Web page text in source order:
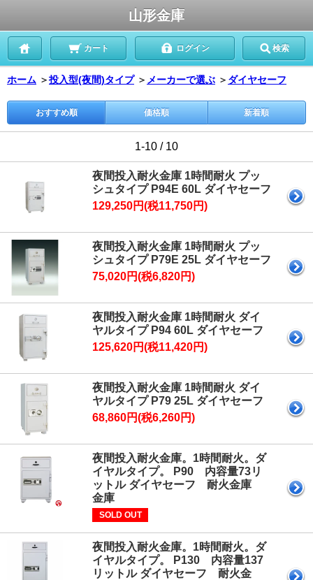
山形金庫
カート ログイン 検索
ホーム ＞投入型(夜間)タイプ ＞ メーカーで選ぶ ＞ ダイヤセーフ
おすすめ順 価格順 新着順
1-10 / 10
夜間投入耐火金庫 1時間耐火 プッ
シュタイプ P94E 60L ダイヤセーフ
129,250円(税11,750円)
夜間投入耐火金庫 1時間耐火 プッ
シュタイプ P79E 25L ダイヤセーフ
75,020円(税6,820円)
夜間投入耐火金庫 1時間耐火 ダイ
ヤルタイプ P94 60L ダイヤセーフ
125,620円(税11,420円)
夜間投入耐火金庫 1時間耐火 ダイ
ヤルタイプ P79 25L ダイヤセーフ
68,860円(税6,260円)
夜間投入耐火金庫。1時間耐火。ダ
イヤルタイプ。 P90 内容量73リ
ットル ダイヤセーフ 耐火金庫
金庫
SOLD OUT
夜間投入耐火金庫。1時間耐火。ダ
イヤルタイプ。 P130 内容量137
リットル ダイヤセーフ 耐火金